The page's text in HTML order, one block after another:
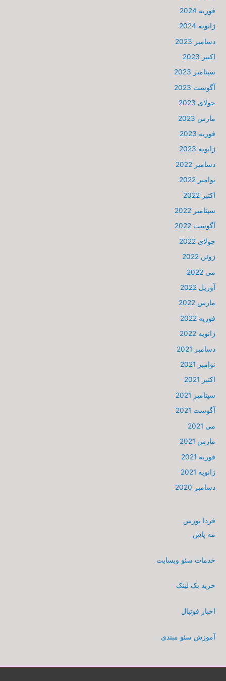
فوریه 2024
ژانویه 2024
دسامبر 2023
اکتبر 2023
سپتامبر 2023
آگوست 2023
جولای 2023
مارس 2023
فوریه 2023
ژانویه 2023
دسامبر 2022
نوامبر 2022
اکتبر 2022
سپتامبر 2022
آگوست 2022
جولای 2022
ژوئن 2022
می 2022
آوریل 2022
مارس 2022
فوریه 2022
ژانویه 2022
دسامبر 2021
نوامبر 2021
اکتبر 2021
سپتامبر 2021
آگوست 2021
می 2021
مارس 2021
فوریه 2021
ژانویه 2021
دسامبر 2020
فردا بورس
مه پاش
خدمات سئو وبسایت
خرید بک لینک
اخبار فوتبال
آموزش سئو مبتدی